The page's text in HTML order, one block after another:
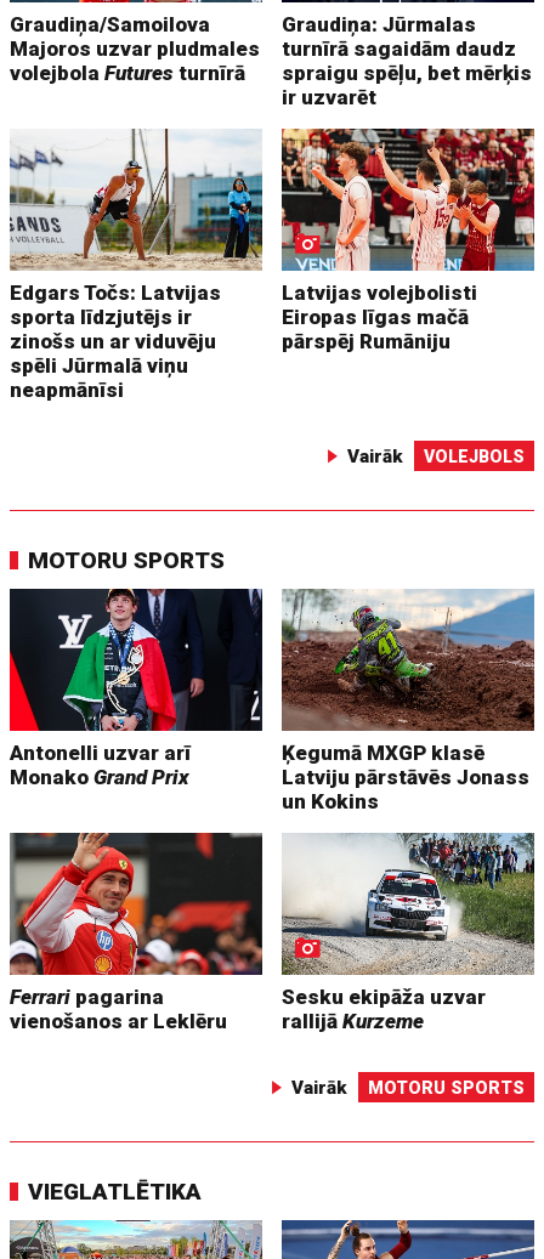
Graudiņa/Samoilova
Majoros uzvar pludmales
volejbolaFutures turnīrā
Graudiņa: Jūrmalas
turnīrā sagaidām daudz
spraigu spēļu, bet mērķis
ir uzvarēt
Edgars Točs: Latvijas
sporta līdzjutējs ir
zinošs un ar viduvēju
spēli Jūrmalā viņu
neapmānīsi
Latvijas volejbolisti
Eiropas līgas mačā
pārspēj Rumāniju
Vairāk VOLEJBOLS
MOTORU SPORTS
Antonelli uzvar arī
MonakoGrand Prix
Ķegumā MXGP klasē
Latviju pārstāvēs Jonass
un Kokins
Ferrari pagarina
vienošanos ar Leklēru
Sesku ekipāža uzvar
rallijāKurzeme
Vairāk MOTORU SPORTS
VIEGLATLĒTIKA